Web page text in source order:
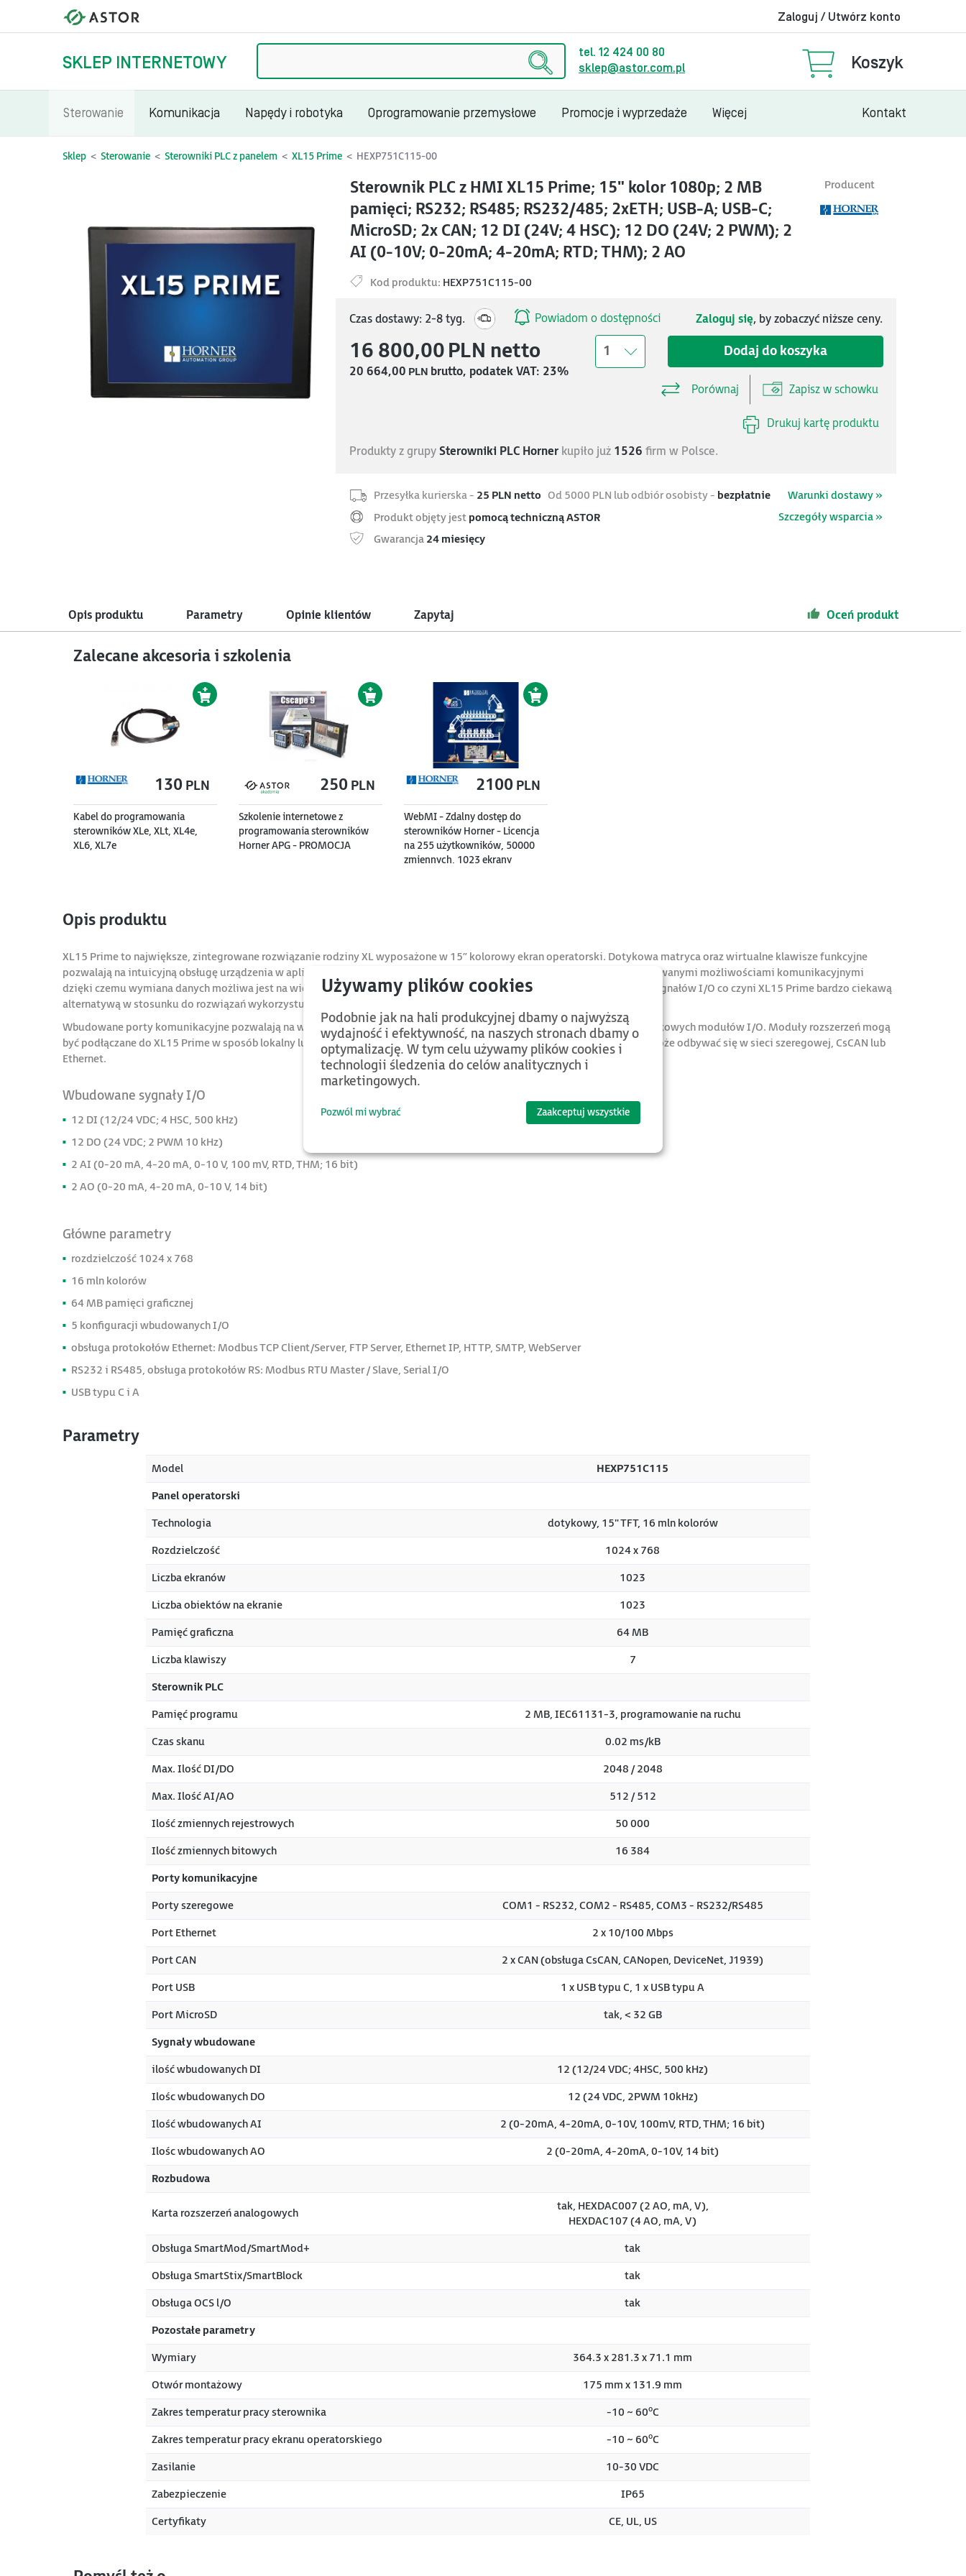
Zaloguj / Utwórz konto
SKLEP INTERNETOWY
tel. 12 424 00 80
sklep@astor.com.pl
Koszyk
Sterowanie Komunikacja Napędy i robotyka Oprogramowanie przemysłowe Promocje i wyprzedaże Więcej Kontakt
Sklep Sterowanie Sterowniki PLC z panelem XL15 Prime HEXP751C115-00
Producent
Sterownik PLC z HMI XL15 Prime; 15" kolor 1080p; 2 MB
pamięci; RS232; RS485; RS232/485; 2xETH; USB-A; USB-C;
MicroSD; 2x CAN; 12 DI (24V; 4 HSC); 12 DO (24V; 2 PWM); 2
AI (0-10V; 0-20mA; 4-20mA; RTD; THM); 2 AO
Kod produktu: HEXP751C115-00
Czas dostawy: 2-8 tyg. Powiadom o dostępności Zaloguj się, by zobaczyć niższe ceny.
Dodaj do koszyka
1
Porównaj Zapisz w schowku
Drukuj kartę produktu
16 800,00 PLN netto
20 664,00 PLN brutto, podatek VAT: 23%
Produkty z grupy Sterowniki PLC Horner kupiło już 1526 firm w Polsce.
Przesyłka kurierska - 25 PLN netto Od 5000 PLN lub odbiór osobisty - bezpłatnie
Warunki dostawy »
Produkt objęty jest pomocą techniczną ASTOR
Szczegóły wsparcia »
Gwarancja 24 miesięcy
Opis produktu Parametry Opinie klientów Zapytaj Oceń produkt
Zalecane akcesoria i szkolenia
Kabel do programowania
sterowników XLe, XLt, XL4e,
XL6, XL7e
130 PLN
Szkolenie internetowe z
programowania sterowników
Horner APG - PROMOCJA
250 PLN
WebMI - Zdalny dostęp do
sterowników Horner - Licencja
na 255 użytkowników, 50000
zmiennych, 1023 ekrany
2100 PLN
Opis produktu
XL15 Prime to największe, zintegrowane rozwiązanie rodziny XL wyposażone w 15” kolorowy ekran operatorski. Dotykowa matryca oraz wirtualne klawisze funkcyjne
pozwalają na intuicyjną obsługę urządzenia w aplikacjach małej i średniej wielkości. XL15 Prime charakteryzuje się rozbudowanymi możliwościami komunikacyjnymi
dzięki czemu wymiana danych możliwa jest na wiele sposobów. Oprócz tego w urządzeniu zintegrowana została obsługa sygnałów I/O co czyni XL15 Prime bardzo ciekawą
alternatywą w stosunku do rozwiązań wykorzystujących osobny sterownik PLC i panel operatorski.
Wbudowane porty komunikacyjne pozwalają na wymianę danych z innymi urządzeniami automatyki oraz na obsługę dodatkowych modułów I/O. Moduły rozszerzeń mogą
być podłączane do XL15 Prime w sposób lokalny lub oddalony, a wymiana danych pomiędzy sterownikiem a układem I/O może odbywać się w sieci szeregowej, CsCAN lub
Ethernet.
Wbudowane sygnały I/O
12 DI (12/24 VDC; 4 HSC, 500 kHz)
12 DO (24 VDC; 2 PWM 10 kHz)
2 AI (0-20 mA, 4-20 mA, 0-10 V, 100 mV, RTD, THM; 16 bit)
2 AO (0-20 mA, 4-20 mA, 0-10 V, 14 bit)
Główne parametry
rozdzielczość 1024 x 768
16 mln kolorów
64 MB pamięci graficznej
5 konfiguracji wbudowanych I/O
obsługa protokołów Ethernet: Modbus TCP Client/Server, FTP Server, Ethernet IP, HTTP, SMTP, WebServer
RS232 i RS485, obsługa protokołów RS: Modbus RTU Master / Slave, Serial I/O
USB typu C i A
Parametry
Model
HEXP751C115
Panel operatorski
Technologia
dotykowy, 15" TFT, 16 mln kolorów
Rozdzielczość
1024 x 768
Liczba ekranów
1023
Liczba obiektów na ekranie
1023
Pamięć graficzna
64 MB
Liczba klawiszy
7
Sterownik PLC
Pamięć programu
2 MB, IEC61131-3, programowanie na ruchu
Czas skanu
0.02 ms/kB
Max. Ilość DI/DO
2048 / 2048
Max. Ilość AI/AO
512 / 512
Ilość zmiennych rejestrowych
50 000
Ilość zmiennych bitowych
16 384
Porty komunikacyjne
Porty szeregowe
COM1 - RS232, COM2 - RS485, COM3 - RS232/RS485
Port Ethernet
2 x 10/100 Mbps
Port CAN
2 x CAN (obsługa CsCAN, CANopen, DeviceNet, J1939)
Port USB
1 x USB typu C, 1 x USB typu A
Port MicroSD
tak, < 32 GB
Sygnały wbudowane
ilość wbudowanych DI
12 (12/24 VDC; 4HSC, 500 kHz)
Ilośc wbudowanych DO
12 (24 VDC, 2PWM 10kHz)
Ilość wbudowanych AI
2 (0-20mA, 4-20mA, 0-10V, 100mV, RTD, THM; 16 bit)
Ilośc wbudowanych AO
2 (0-20mA, 4-20mA, 0-10V, 14 bit)
Rozbudowa
Karta rozszerzeń analogowych
tak, HEXDAC007 (2 AO, mA, V),
HEXDAC107 (4 AO, mA, V)
Obsługa SmartMod/SmartMod+
tak
Obsługa SmartStix/SmartBlock
tak
Obsługa OCS l/O
tak
Pozostałe parametry
Wymiary
364.3 x 281.3 x 71.1 mm
Otwór montażowy
175 mm x 131.9 mm
Zakres temperatur pracy sterownika
-10 ~ 60oC
Zakres temperatur pracy ekranu operatorskiego
-10 ~ 60oC
Zasilanie
10-30 VDC
Zabezpieczenie
IP65
Certyfikaty
CE, UL, US
Podobnie jak na hali produkcyjnej dbamy o najwyższą
wydajność i efektywność, na naszych stronach dbamy o
optymalizację. W tym celu używamy plików cookies i
technologii śledzenia do celów analitycznych i
marketingowych.
Pozwól mi wybrać Zaakceptuj wszystkie